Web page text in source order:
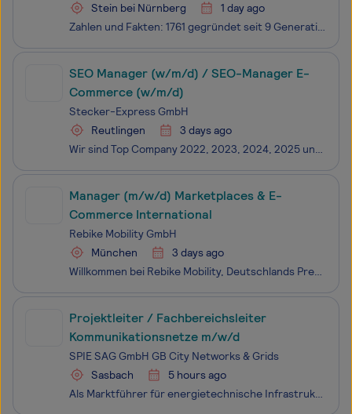
Stein bei Nürnberg
1 day ago
Zahlen und Fakten: 1761 gegründet seit 9 Generationen im Fami­lien­besitz mit rund 2,3 Mrd. Blei- und Farb­stiften pro Jahr sind wir der bedeu­tendste und äl­teste Her­steller von holz­ge­fass­ten Stif­ten der Welt 6.500 Mitar­bei­tende sind welt­weit für uns tätig, Faber-Castell ist in üb
SEO Manager (w/m/d) / SEO-Manager E-
Commerce (w/m/d)
Stecker-Express GmbH
Reutlingen
3 days ago
Wir sind Top Company 2022, 2023, 2024, 2025 und 2026 und zählen damit weiterhin zu den beliebtesten fünf Prozent der Arbeitgeber in Deutschland, Österreich und der Schweiz.Die Stecker Express GmbH ist ein Familienunternehmen in zweiter Generation. Seit 1995 beliefern wir über 10.000 Kunden aus der I
Manager (m/w/d) Marketplaces & E-
Commerce International
Rebike Mobility GmbH
München
3 days ago
Willkommen bei Rebike Mobility, Deutschlands Premium-Recommerce-Unternehmen für E-Bikes. Seit 2018 sind wir in mehreren Ländern online und an zahlreichen Standorten in der Vermarktung von E-Bikes aktiv. Dabei betreiben wir auch noch Europas modernstes Refurbishment-Zentrum für E-Bikes im Allgäu. Als
Projektleiter / Fachbereichsleiter
Kommunikationsnetze m/w/d
SPIE SAG GmbH GB City Networks & Grids
Sasbach
5 hours ago
Als Marktführer für energietechnische Infrastruktur suchen wir Dich für unseren Geschäftsbereich CityNetworks & Grids zum nächstmöglichen Zeitpunkt als